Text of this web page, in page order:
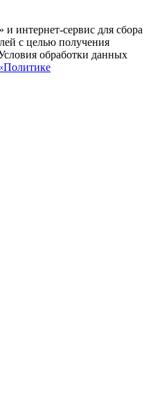
и интернет-сервис для сбора
с целью получения
обработки данных